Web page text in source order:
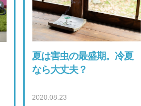
夏は害虫の最盛期。冷夏
なら大丈夫？
2020.08.23